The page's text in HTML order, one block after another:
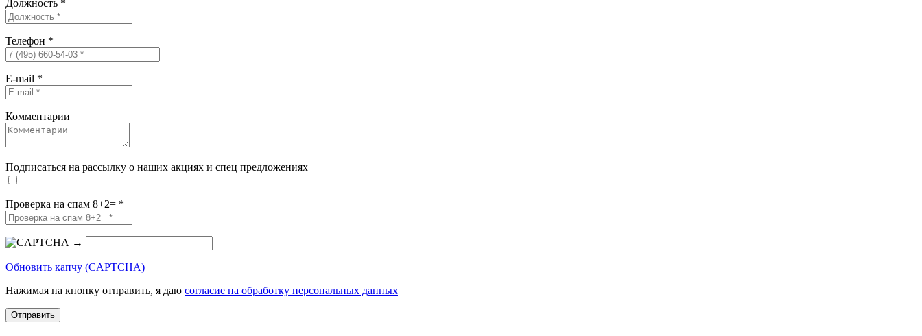
Должность *
Телефон *
E-mail *
Комментарии
Подписаться на рассылку о наших акциях и спец предложениях
Проверка на спам 8+2= *
→
Обновить капчу (CAPTCHA)
Нажимая на кнопку отправить, я даю согласие на обработку персональных данных